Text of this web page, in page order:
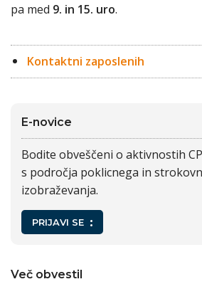
pa med 9. in 15. uro.
Kontaktni zaposlenih
E-novice
Bodite obveščeni o aktivnostih
s področja poklicnega in
izobraževanja.
PRIJAVI SE
Več obvestil